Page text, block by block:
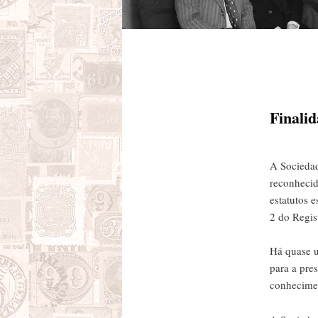
A
estatutos
2 do
Há quase
para a